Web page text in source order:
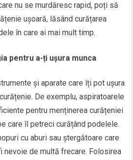
nu se murdăresc rapid, poți să
ușoară, lăsând curățarea
în care ai mai mult timp.
pentru a-ți ușura munca
și aparate care îți pot ușura
De exemplu, aspiratoarele
pentru menținerea curățeniei
care îl petreci curățând podelele.
cu aburi sau ștergătoare care
nevoie de multă frecare. Folosirea